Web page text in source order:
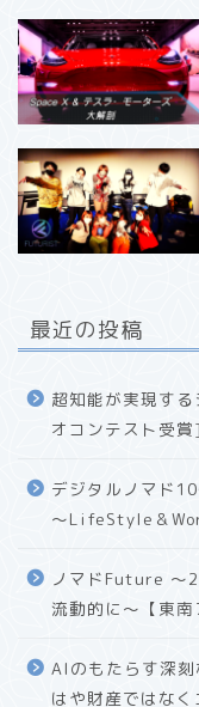
最近の投稿
超知能が実現す
オコンテスト受賞]
デジタルノマド
〜LifeStyle＆
ノマドFuture 〜
流動的に〜【東南
AIのもたらす深
はや財産ではな